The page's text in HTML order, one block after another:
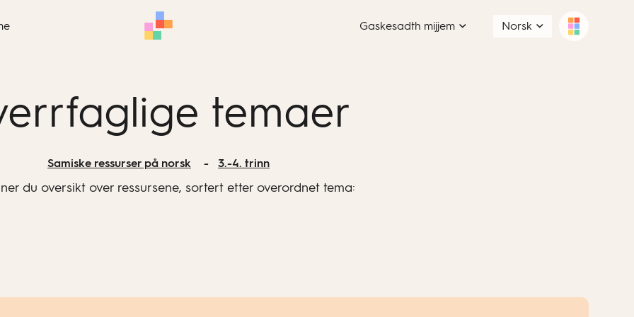
Gaskesadth mijjem Norsk
temaer
Samiske ressurser på norsk 3.-4. trinn
du oversikt over ressursene, sortert etter overordnet tema: